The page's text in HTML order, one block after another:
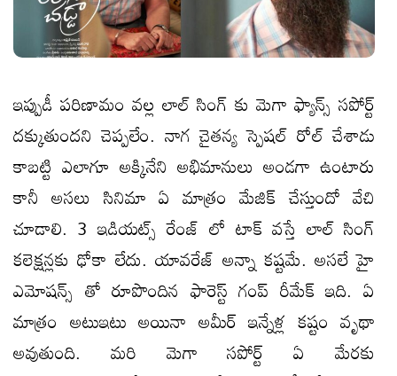
ఇప్పుడీ పరిణామం వల్ల లాల్ సింగ్ కు మెగా ఫ్యాన్స్ సపోర్ట్
దక్కుతుందని చెప్పలేం. నాగ చైతన్య స్పెషల్ రోల్ చేశాడు
కాబట్టి ఎలాగూ అక్కినేని అభిమానులు అండగా ఉంటారు
కానీ అసలు సినిమా ఏ మాత్రం మేజిక్ చేస్తుందో వేచి
చూడాలి. 3 ఇడియట్స్ రేంజ్ లో టాక్ వస్తే లాల్ సింగ్
కలెక్షన్లకు ఢోకా లేదు. యావరేజ్ అన్నా కష్టమే. అసలే హై
ఎమోషన్స్ తో రూపొందిన ఫారెస్ట్ గంప్ రీమేక్ ఇది. ఏ
మాత్రం అటుఇటు అయినా అమీర్ ఇన్నేళ్ల కష్టం వృథా
అవుతుంది. మరి మెగా సపోర్ట్ ఏ మేరకు